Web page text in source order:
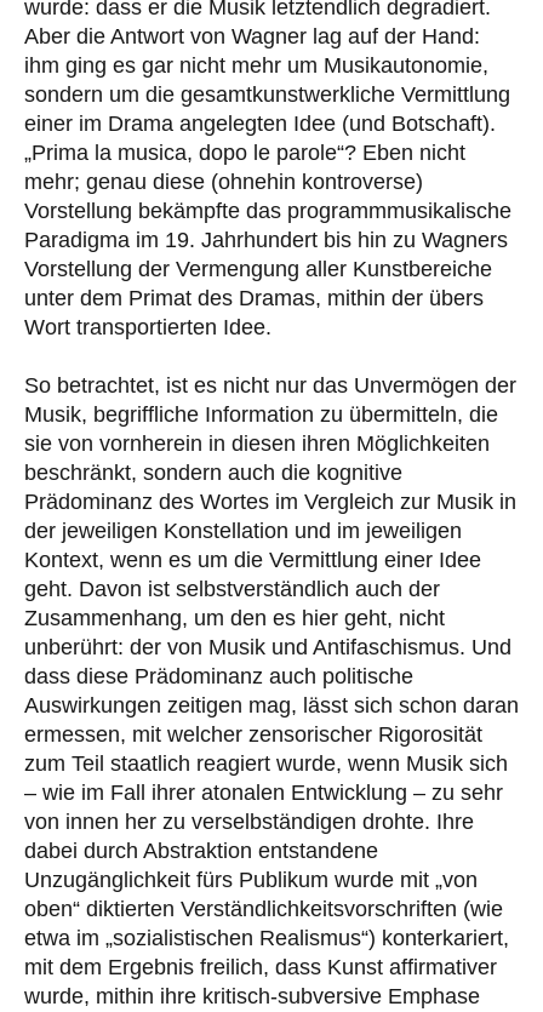
wurde: dass er die Musik letztendlich degradiert.
Aber die Antwort von Wagner lag auf der Hand:
ihm ging es gar nicht mehr um Musikautonomie,
sondern um die gesamtkunstwerkliche Vermittlung
einer im Drama angelegten Idee (und Botschaft).
„Prima la musica, dopo le parole“? Eben nicht
mehr; genau diese (ohnehin kontroverse)
Vorstellung bekämpfte das programmmusikalische
Paradigma im 19. Jahrhundert bis hin zu Wagners
Vorstellung der Vermengung aller Kunstbereiche
unter dem Primat des Dramas, mithin der übers
Wort transportierten Idee.
So betrachtet, ist es nicht nur das Unvermögen der
Musik, begriffliche Information zu übermitteln, die
sie von vornherein in diesen ihren Möglichkeiten
beschränkt, sondern auch die kognitive
Prädominanz des Wortes im Vergleich zur Musik in
der jeweiligen Konstellation und im jeweiligen
Kontext, wenn es um die Vermittlung einer Idee
geht. Davon ist selbstverständlich auch der
Zusammenhang, um den es hier geht, nicht
unberührt: der von Musik und Antifaschismus. Und
dass diese Prädominanz auch politische
Auswirkungen zeitigen mag, lässt sich schon daran
ermessen, mit welcher zensorischer Rigorosität
zum Teil staatlich reagiert wurde, wenn Musik sich
– wie im Fall ihrer atonalen Entwicklung – zu sehr
von innen her zu verselbständigen drohte. Ihre
dabei durch Abstraktion entstandene
Unzugänglichkeit fürs Publikum wurde mit „von
oben“ diktierten Verständlichkeitsvorschriften (wie
etwa im „sozialistischen Realismus“) konterkariert,
mit dem Ergebnis freilich, dass Kunst affirmativer
wurde, mithin ihre kritisch-subversive Emphase